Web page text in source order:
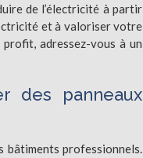
de l’électricité à partir
et à valoriser votre
adressez-vous à un
des panneaux
bâtiments professionnels.